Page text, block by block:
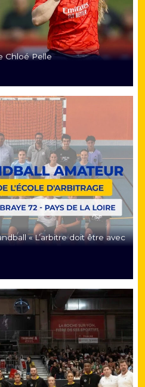
Chloé Pelle
« L’arbitre doit être avec